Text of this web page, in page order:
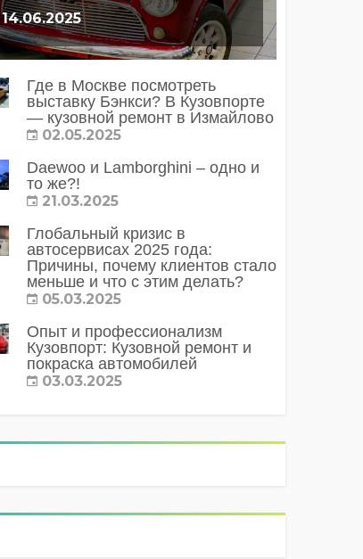
14.06.2025
Где в Москве посмотреть
выставку Бэнкси? В Кузовпорте
— кузовной ремонт в Измайлово
02.05.2025
Daewoo и Lamborghini – одно и
то же?!
21.03.2025
Глобальный кризис в
автосервисах 2025 года:
Причины, почему клиентов стало
меньше и что с этим делать?
05.03.2025
Опыт и профессионализм
Кузовпорт: Кузовной ремонт и
покраска автомобилей
03.03.2025